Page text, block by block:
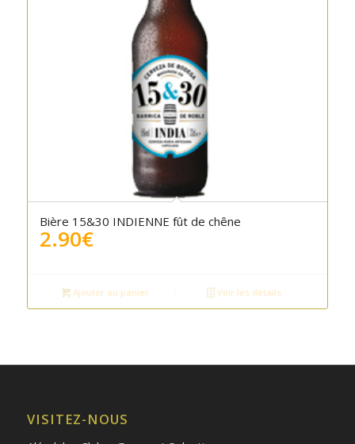
Bière 15&30 INDIENNE fût de chêne
2.90€
Ajouter au panier Voir les détails
VISITEZ-NOUS